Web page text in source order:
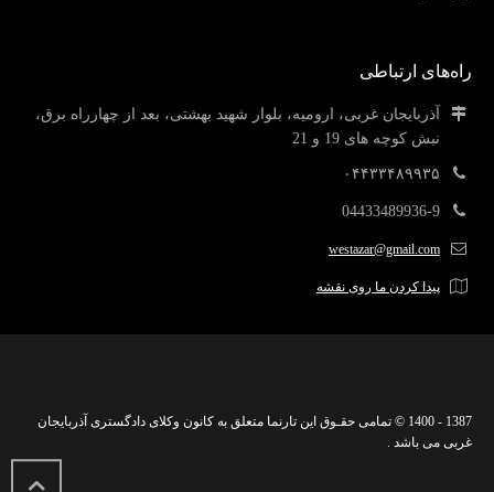
راه‌های ارتباطی
آذربایجان غربی، ارومیه، بلوار شهید بهشتی، بعد از چهارراه برق،
نبش کوچه های 19 و 21
۰۴۴۳۳۴۸۹۹۳۵
04433489936-9
westazar@gmail.com
پیدا کردن ما روی نقشه
1387 - 1400 © تمامی حقـوق این تارنما متعلق به کانون وکلای دادگستری آذربایجان
غربی می باشد .